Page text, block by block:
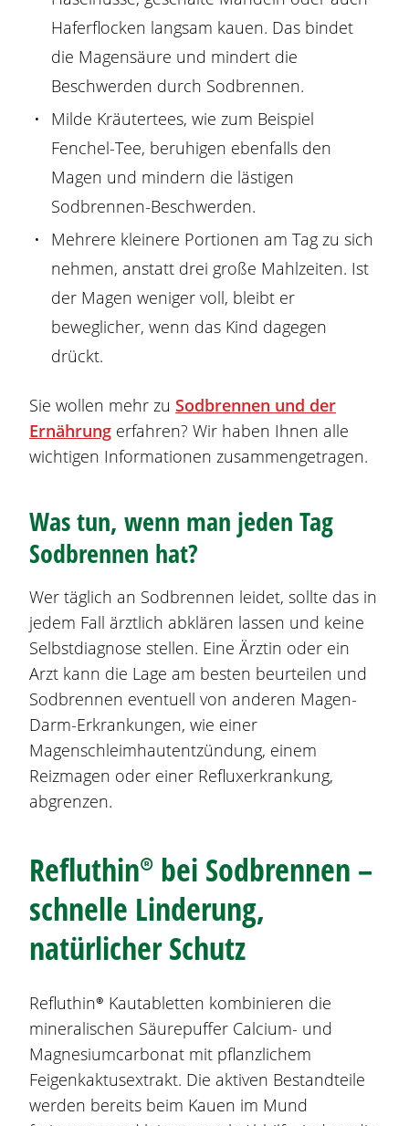
Haferflocken langsam kauen. Das bindet
die Magensäure und mindert die
Beschwerden durch Sodbrennen.
Milde Kräutertees, wie zum Beispiel
Fenchel-Tee, beruhigen ebenfalls den
Magen und mindern die lästigen
Sodbrennen-Beschwerden.
Mehrere kleinere Portionen am Tag zu sich
nehmen, anstatt drei große Mahlzeiten. Ist
der Magen weniger voll, bleibt er
beweglicher, wenn das Kind dagegen
drückt.
Sie wollen mehr zu Sodbrennen und der
Ernährung erfahren? Wir haben Ihnen alle
wichtigen Informationen zusammengetragen.
Was tun, wenn man jeden Tag
Sodbrennen hat?
Wer täglich an Sodbrennen leidet, sollte das in
jedem Fall ärztlich abklären lassen und keine
Selbstdiagnose stellen. Eine Ärztin oder ein
Arzt kann die Lage am besten beurteilen und
Sodbrennen eventuell von anderen Magen-
Darm-Erkrankungen, wie einer
Magenschleimhautentzündung, einem
Reizmagen oder einer Refluxerkrankung,
abgrenzen.
Refluthin®bei Sodbrennen –
schnelle Linderung,
natürlicher Schutz
Refluthin® Kautabletten kombinieren die
mineralischen Säurepuffer Calcium- und
Magnesiumcarbonat mit pflanzlichem
Feigenkaktusextrakt. Die aktiven Bestandteile
werden bereits beim Kauen im Mund